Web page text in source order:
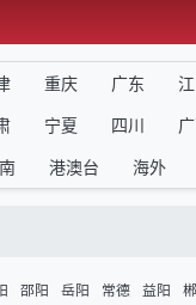
重庆 广东
宁夏 四川
港澳台 海外
邵阳 岳阳 常德 益阳